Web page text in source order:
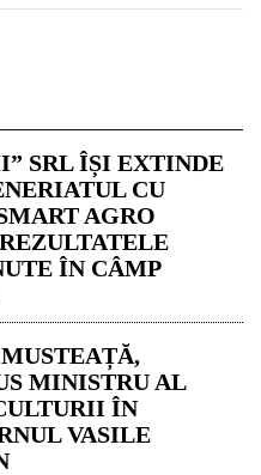
SRL ÎȘI EXTINDE
CU
AGRO
ÎN CÂMP
MINISTRU AL
ÎN
VASILE